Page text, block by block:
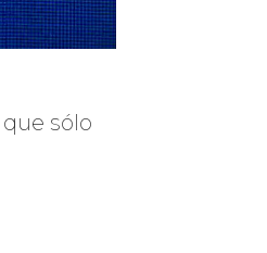
sólo